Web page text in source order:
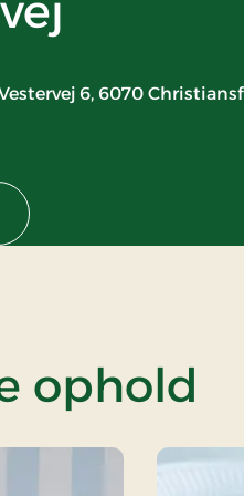
6, 6070
ophold